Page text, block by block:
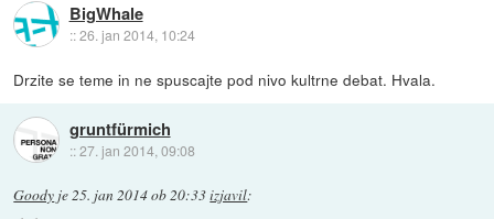
BigWhale
::26. jan 2014, 10:24
Drzite se teme in ne spuscajte pod nivo kultrne debat. Hvala.
gruntfürmich
::27. jan 2014, 09:08
Goody je25. jan 2014 ob 20:33izjavil: